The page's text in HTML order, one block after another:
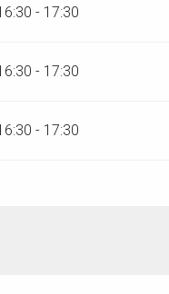
- 17:30
- 17:30
- 17:30